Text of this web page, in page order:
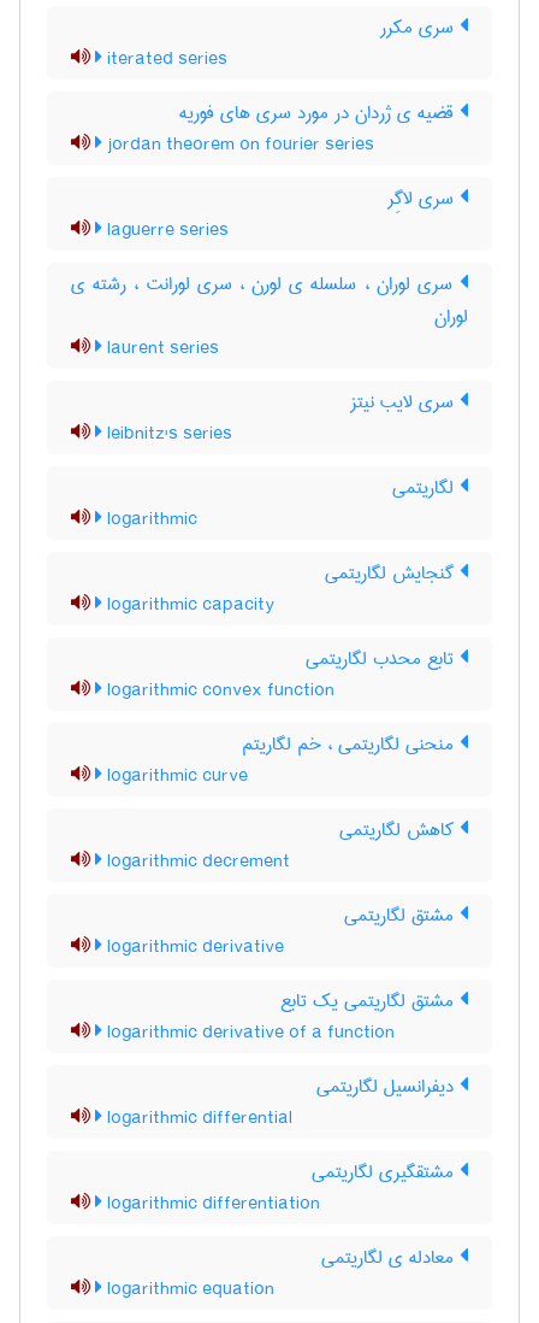
سری مکرر
iterated series
قضیه ی ژردان در مورد سری های فوریه
jordan theorem on fourier series
سری لاگِر
laguerre series
سری لوران ، سلسله ی لورن ، سری لورانت ، رشته ی
لوران
laurent series
سری لایب نیتز
leibnitz's series
لگاریتمی
logarithmic
گنجایش لگاریتمی
logarithmic capacity
تابع محدب لگاریتمی
logarithmic convex function
منحنی لگاریتمی ، خم لگاریتم
logarithmic curve
کاهش لگاریتمی
logarithmic decrement
مشتق لگاریتمی
logarithmic derivative
مشتق لگاریتمی یک تابع
logarithmic derivative of a function
دیفرانسیل لگاریتمی
logarithmic differential
مشتقگیری لگاریتمی
logarithmic differentiation
معادله ی لگاریتمی
logarithmic equation